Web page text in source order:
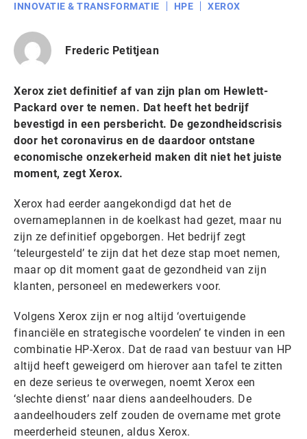
INNOVATIE & TRANSFORMATIE
HPE XEROX
Frederic Petitjean
Xerox ziet definitief af van zijn plan om Hewlett-
Packard over te nemen. Dat heeft het bedrijf
bevestigd in een persbericht. De gezondheidscrisis
door het coronavirus en de daardoor ontstane
economische onzekerheid maken dit niet het juiste
moment, zegt Xerox.
Xerox had eerder aangekondigd dat het de
overnameplannen in de koelkast had gezet, maar nu
zijn ze definitief opgeborgen. Het bedrijf zegt
‘teleurgesteld’ te zijn dat het deze stap moet nemen,
maar op dit moment gaat de gezondheid van zijn
klanten, personeel en medewerkers voor.
Volgens Xerox zijn er nog altijd ‘overtuigende
financiële en strategische voordelen’ te vinden in een
combinatie HP-Xerox. Dat de raad van bestuur van HP
altijd heeft geweigerd om hierover aan tafel te zitten
en deze serieus te overwegen, noemt Xerox een
‘slechte dienst’ naar diens aandeelhouders. De
aandeelhouders zelf zouden de overname met grote
meerderheid steunen, aldus Xerox.